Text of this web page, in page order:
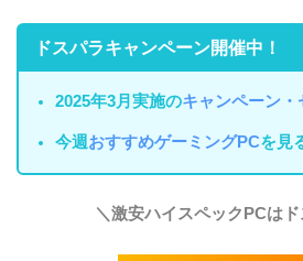
ドスパラキャンペーン開催中！
2025年3月実施のキャンペーン・
今週 おすすめゲーミングPCを見
＼激安ハイスペックPCは